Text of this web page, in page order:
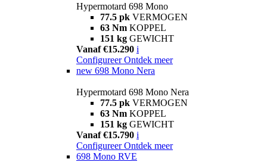
Hypermotard 698 Mono
77.5 pk VERMOGEN
63 Nm KOPPEL
151 kg GEWICHT
Vanaf €15.290 i
Configureer Ontdek meer
new 698 Mono Nera
Hypermotard 698 Mono Nera
77.5 pk VERMOGEN
63 Nm KOPPEL
151 kg GEWICHT
Vanaf €15.790 i
Configureer Ontdek meer
698 Mono RVE